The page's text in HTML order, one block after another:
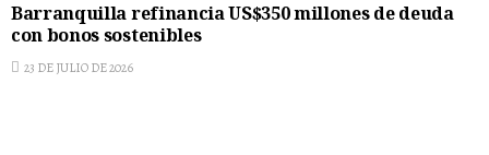
Barranquilla refinancia US$350 millones de deuda
con bonos sostenibles
23 DE JULIO DE 2026